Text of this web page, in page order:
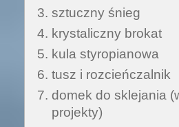
sztuczny śnieg
krystaliczny brokat
kula styropianowa
tusz i rozcieńczalnik
domek do sklejania
projekty)